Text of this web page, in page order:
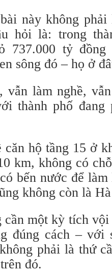
này không
hỏi là: trong
737.000 tỷ
sông đó – họ ở
vẫn làm nghề,
thành phố
căn hộ tầng 15 ở
km, không có
bến nước để
không còn là
cần một kỳ tích
đúng cách – với
phải là thứ
đó.